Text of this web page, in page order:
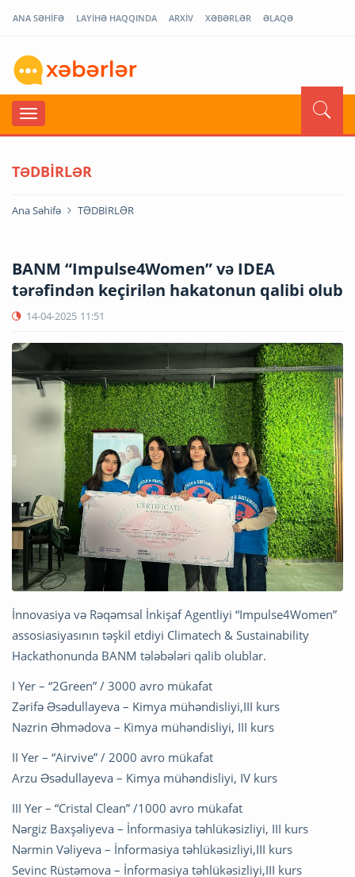
ANA SƏHİFƏ LAYİHƏ HAQQINDA ARXİV XƏBƏRLƏR ƏLAQƏ
TƏDBİRLƏR
Ana Səhifə TƏDBİRLƏR
BANM “Impulse4Women” və IDEA
tərəfindən keçirilən hakatonun qalibi olub
14-04-2025 11:51
İnnovasiya və Rəqəmsal İnkişaf Agentliyi “Impulse4Women”
assosiasiyasının təşkil etdiyi Climatech & Sustainability
Hackathonunda BANM tələbələri qalib olublar.
I Yer – “2Green” / 3000 avro mükafat
Zərifə Əsədullayeva – Kimya mühəndisliyi,III kurs
Nəzrin Əhmədova – Kimya mühəndisliyi, III kurs
II Yer – “Airvive” / 2000 avro mükafat
Arzu Əsədullayeva – Kimya mühəndisliyi, IV kurs
III Yer – “Cristal Clean” /1000 avro mükafat
Nərgiz Baxşəliyeva – İnformasiya təhlükəsizliyi, III kurs
Nərmin Vəliyeva – İnformasiya təhlükəsizliyi,III kurs
Sevinc Rüstəmova – İnformasiya təhlükəsizliyi,III kurs